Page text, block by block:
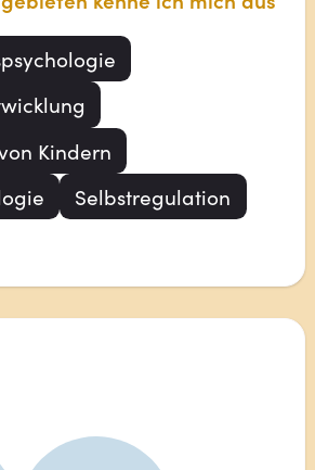
Kindern
Selbstregulation